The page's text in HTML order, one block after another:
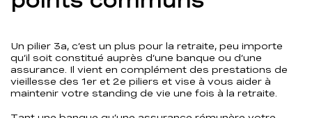
Un pilier 3a, c’est un plus pour la retraite, peu importe
qu’il soit constitué auprès d’une banque ou d’une
assurance. Il vient en complément des prestations de
vieillesse des 1er et 2e piliers et vise à vous aider à
maintenir votre standing de vie une fois à la retraite.